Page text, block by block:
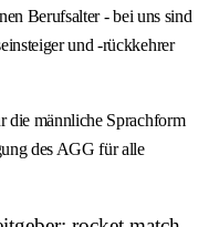
Berufsalter - bei uns sind
und -rückkehrer
die männliche Sprachform
des AGG für alle